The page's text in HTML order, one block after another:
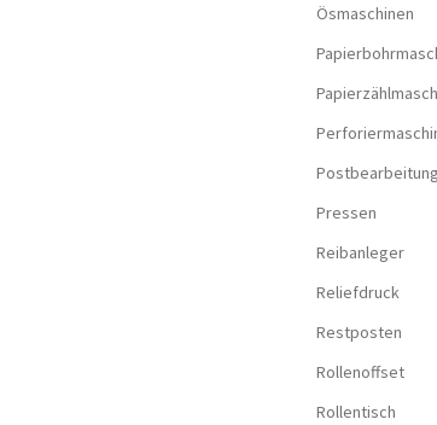
Ösmaschinen
Postbearbeitung
Pressen
Reibanleger
Reliefdruck
Restposten
Rollenoffset
Rollentisch